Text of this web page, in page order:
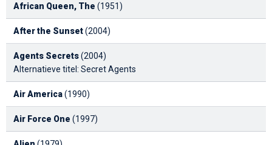
African Queen, The (1951)
After the Sunset(2004)
Agents Secrets(2004)
Alternatieve titel: Secret Agents
Air America(1990)
Air Force One (1997)